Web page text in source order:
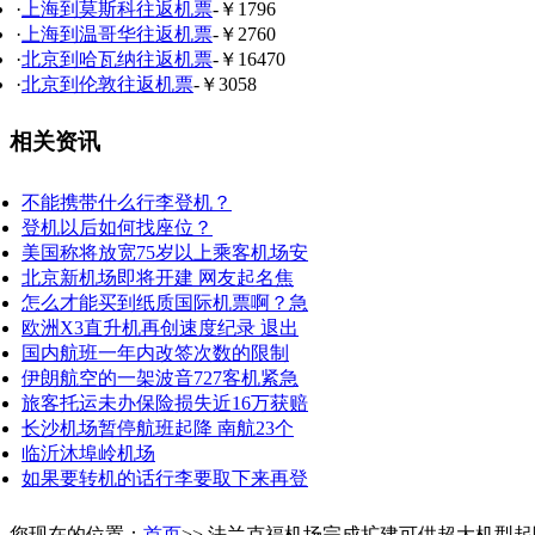
· 上海到莫斯科往返机票-￥1796
· 上海到温哥华往返机票-￥2760
·北京到哈瓦纳往返机票-￥16470
·北京到伦敦往返机票-￥3058
相关资讯
不能携带什么行李登机？
登机以后如何找座位？
美国称将放宽75岁以上乘客机场安
北京新机场即将开建 网友起名焦
怎么才能买到纸质国际机票啊？急
欧洲X3直升机再创速度纪录 退出
国内航班一年内改签次数的限制
伊朗航空的一架波音727客机紧急
旅客托运未办保险损失近16万获赔
长沙机场暂停航班起降 南航23个
临沂沐埠岭机场
如果要转机的话行李要取下来再登